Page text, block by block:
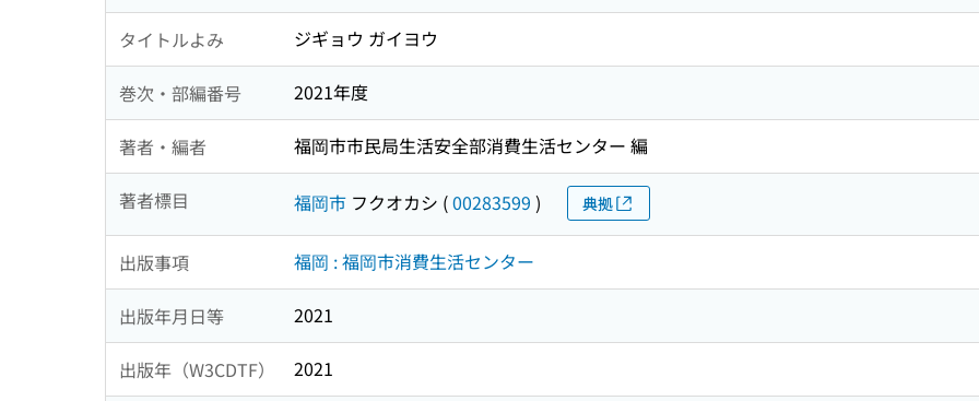
タイトルよみ ジギョウ ガイヨウ
巻次・部編番号 2021年度
著者・編者 福岡市市民局生活安全部消費生活センター 編
著者標目 福岡市 フクオカシ (00283599 ) 典拠
出版事項 福岡 : 福岡市消費生活センター
出版年月日等 2021
出版年（W3CDTF） 2021